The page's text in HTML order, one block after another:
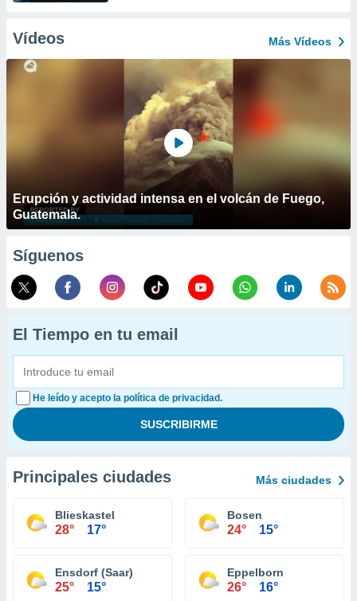
Vídeos Más Vídeos
Erupción y actividad intensa en el volcán de Fuego,
Guatemala.
Síguenos
El Tiempo en tu email
He leído y acepto la política de privacidad.
Principales ciudades Más ciudades
Blieskastel
28° 17°
Bosen
24° 15°
Ensdorf (Saar)
25° 15°
Eppelborn
26° 16°